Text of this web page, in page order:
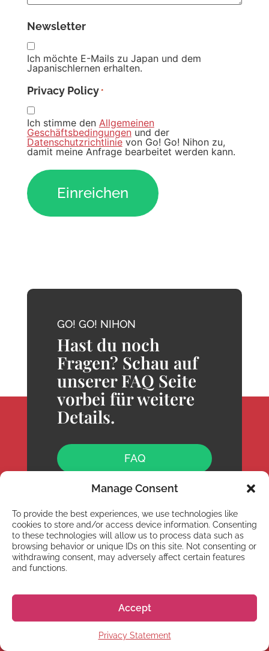
Manage Consent
To provide the best experiences, we use technologies like
cookies to store and/or access device information. Consenting
to these technologies will allow us to process data such as
browsing behavior or unique IDs on this site. Not consenting or
withdrawing consent, may adversely affect certain features
and functions.
Accept
Privacy Statement
Newsletter
Ich möchte E-Mails zu Japan und dem
Japanischlernen erhalten.
Privacy Policy *
Ich stimme den Allgemeinen
Geschäftsbedingungenund der
Datenschutzrichtlinievon Go! Go! Nihon zu,
damit meine Anfrage bearbeitet werden kann.
GO! GO! NIHON
Hast du noch
Fragen? Schau auf
unserer FAQ Seite
vorbei für weitere
Details.
FAQ
Geschäftszeiten: 10:00 – 13:00 & 14:00 – 18:00